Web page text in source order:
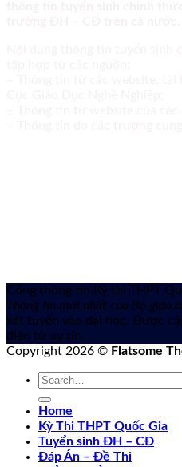
Cổng thông tin Kỳ thi THPT
Thông tin mới nhất của Bộ giáo
xét tuyển vào đại học. Được
điện tử uy tín.
Copyright 2026 © Flatsome
Home
Kỳ Thi THPT Quốc Gia
Tuyển sinh ĐH – CĐ
Đáp Án – Đề Thi